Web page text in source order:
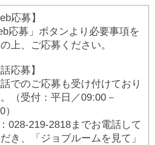
応募】
応募」ボタンより必要事項を
上、ご応募ください。
話応募】
でのご応募も受け付けており
（受付：平日／09:00－
028-219-2818までお電話して
き、「ジョブルームを見て」